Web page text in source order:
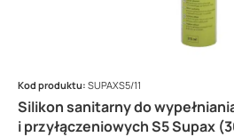
Silikon sanitarny do
i przyłączeniowych S5 Supax
Kod produktu: SUPAXS5/11